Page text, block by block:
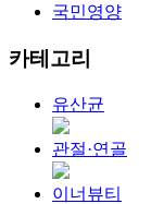
국민영양
카테고리
유산균
관절·연골
이너뷰티